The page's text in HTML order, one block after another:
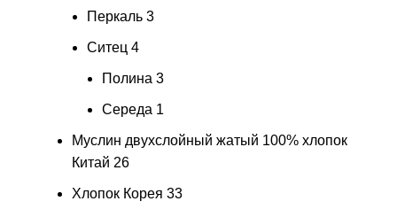
Перкаль 3
Ситец 4
Полина 3
Середа 1
Муслин двухслойный жатый 100% хлопок
Китай 26
Хлопок Корея 33